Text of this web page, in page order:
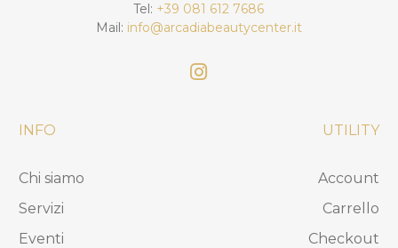
INFO
Chi siamo
Servizi
Eventi
Tel: +39 081 612 7686
Mail: info@arcadiabeautycenter.it
UTILITY
Account
Carrello
Checkout